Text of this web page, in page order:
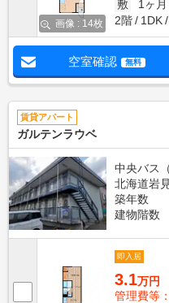
画像 : 14枚
敷
1ヶ月
2階
1DK
空室確認 無料
賃貸アパート
ガルテンラウベ
中央バス
北海道岩
築年数
建物階数
即入居
3.1万円
管理費等